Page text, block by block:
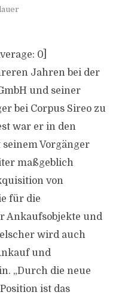
0]
Jahren bei der
und seiner
bei Corpus Sireo zu
war er in den
Vorgänger
maßgeblich
von
für die
Ankaufsobjekte und
wird auch
und
„Durch die neue
ist das